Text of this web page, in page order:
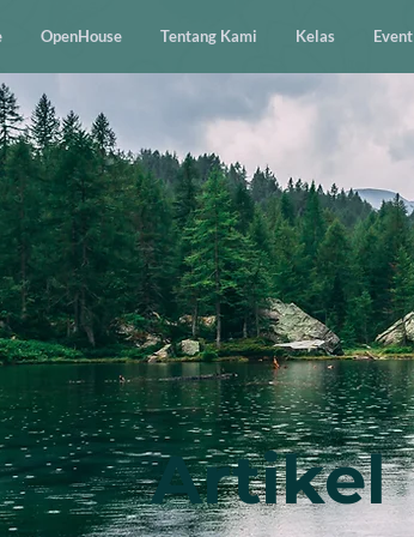
OpenHouse Tentang Kami Kelas Event
Artikel